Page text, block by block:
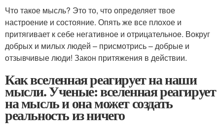
Что такое мысль? Это то, что определяет твое
настроение и состояние. Опять же все плохое и
притягивает к себе негативное и отрицательное. Вокруг
добрых и милых людей – присмотрись – добрые и
отзывчивые люди! Закон притяжения в действии.
Как вселенная реагирует на наши
мысли. Ученые: вселенная реагирует
на мысль и она может создать
реальность из ничего